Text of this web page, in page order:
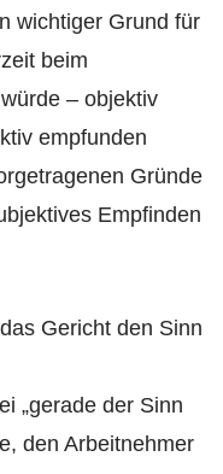
wichtiger Grund für
beim
– objektiv
empfunden
Gründe
Empfinden
Gericht den Sinn
„gerade der Sinn
den Arbeitnehmer